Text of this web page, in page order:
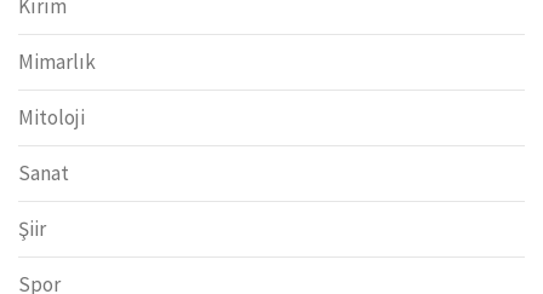
Kırım
Mimarlık
Mitoloji
Sanat
Şiir
Spor